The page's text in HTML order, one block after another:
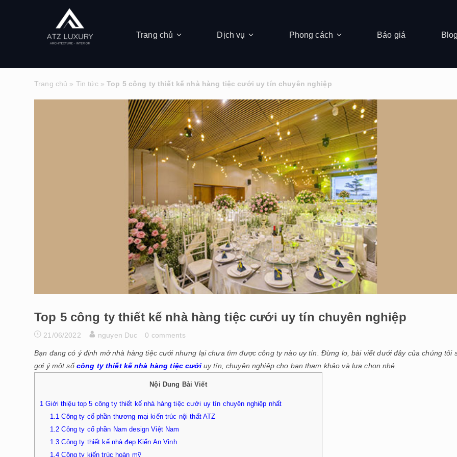
Trang chủ Dịch vụ Phong cách Báo giá
Trang chủ » Tin tức»Top 5 công ty thiết kế nhà hàng tiệc cưới uy tín chuyên nghiệp
Top 5 công ty thiết kế nhà hàng tiệc cưới uy tín chuyên nghiệp
21/06/2022 nguyen Duc 0 comments
Bạn đang có ý định mở nhà hàng tiệc cưới nhưng lại chưa tìm được công ty nào uy tín. Đừng lo, bài viết dưới đây của chúng tôi
gợi ý một sốcông ty thiết kế nhà hàng tiệc cướiuy tín, chuyên nghiệp cho bạn tham khảo và lựa chọn nhé.
Nội Dung Bài Viết
1 Giới thiệu top 5 công ty thiết kế nhà hàng tiệc cưới uy tín chuyên nghiệp nhất
1.1 Công ty cổ phần thương mại kiến trúc nội thất ATZ
1.2 Công ty cổ phần Nam design Việt Nam
1.3 Công ty thiết kế nhà đẹp Kiến An Vinh
1.4 Công ty kiến trúc hoàn mỹ